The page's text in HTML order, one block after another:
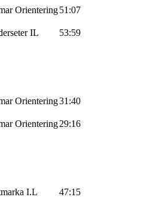
Orientering51:07
IL 53:59
Orientering31:40
Orientering29:16
I.L 47:15